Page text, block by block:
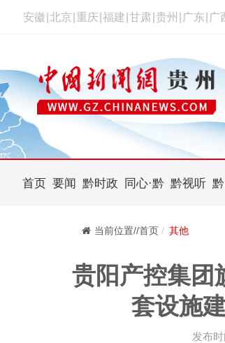
安徽 北京 重庆 福建 甘肃 贵州 广东 广
首页 要闻 黔时政 同心·黔 黔视听
当前位置//首页 其他
贵阳产控集团
套设施
发布